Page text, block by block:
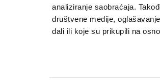
analiziranje saobraćaja.
društvene medije,
dali ili koje su prikupili na
Hibridni model radaBeograd